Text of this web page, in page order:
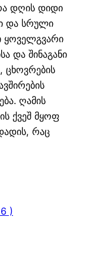
დღის დიდი
და სრული
ყოველგვარი
და შინაგანი
ცხოვრების
ღამის
ქვეშ მყოფ
რაც